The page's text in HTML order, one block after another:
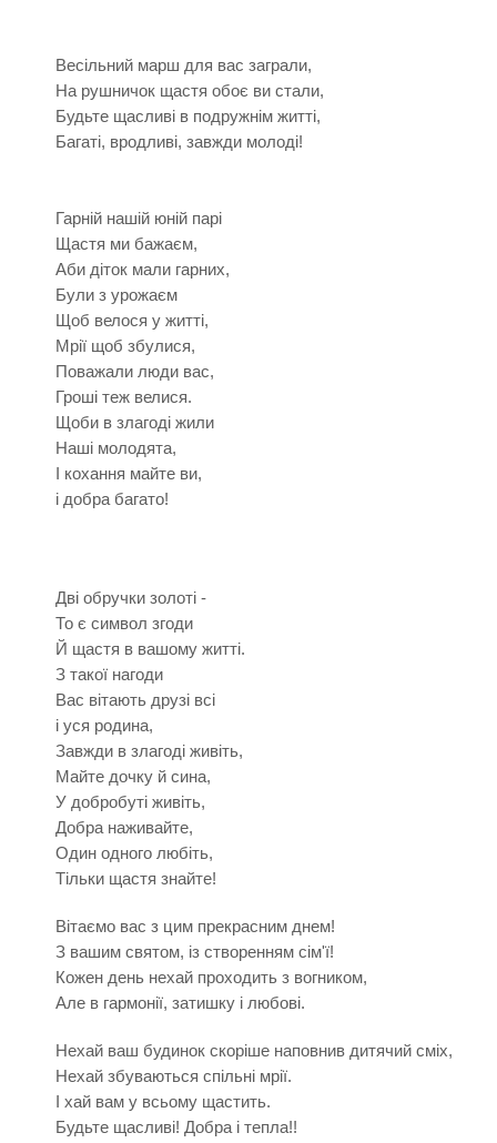
Весільний марш для вас заграли,
Hа рушничок щастя обоє ви стали,
Будьте щасливі в подружнім житті,
Багаті, вродливі, завжди молоді!
Гарній нашій юній парі
Щастя ми бажаєм,
Аби діток мали гарних,
Були з урожаєм
Щоб велося у житті,
Мрії щоб збулися,
Поважали люди вас,
Гроші теж велися.
Щоби в злагоді жили
Hаші молодята,
І кохання майте ви,
і добра багато!
Дві обручки золоті -
То є символ згоди
Й щастя в вашому житті.
З такої нагоди
Вас вітають друзі всі
і уся родина,
Завжди в злагоді живіть,
Майте дочку й сина,
У добробуті живіть,
Добра наживайте,
Один одного любіть,
Тільки щастя знайте!
Вітаємо вас з цим прекрасним днем!
З вашим святом, із створенням сім'ї!
Кожен день нехай проходить з вогником,
Але в гармонії, затишку і любові.
Нехай ваш будинок скоріше наповнив дитячий сміх,
Нехай збуваються спільні мрії.
І хай вам у всьому щастить.
Будьте щасливі! Добра і тепла!!